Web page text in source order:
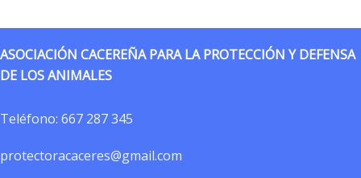
ASOCIACIÓN CACEREÑA PARA LA PROTECCIÓN Y DEFENSA
DE LOS ANIMALES
Teléfono: 667 287 345
protectoracaceres@gmail.com